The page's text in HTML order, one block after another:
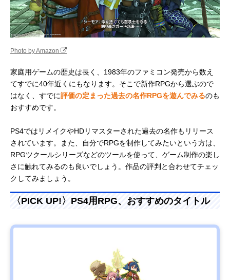
Photo by Amazon
家庭用ゲームの歴史は長く、1983年のファミコン発売から数え
てすでに40年近くにもなります。そこで新作RPGから選ぶので
はなく、すでに評価の定まった過去の名作RPGを遊んでみるのも
おすすめです。
PS4ではリメイクやHDリマスターされた過去の名作もリリース
されています。また、自分でRPGを制作してみたいという方は、
RPGツクールシリーズなどのツールを使って、ゲーム制作の楽し
さに触れてみるのも良いでしょう。作品の評判と合わせてチェッ
クしてみましょう。
〈PICK UP!〉PS4用RPG、おすすめのタイトル